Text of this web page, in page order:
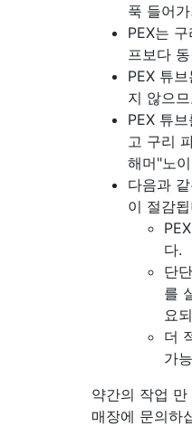
푹 들어
PEX는
프보다
PEX 튜
지 않으
PEX 튜
고 구리
해머"노
다음과
이 절감
다.
단
를
요
더
가
약간의 작업
매장에 문의하